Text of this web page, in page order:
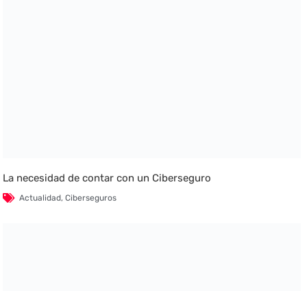
La necesidad de contar con un Ciberseguro
Actualidad,Ciberseguros